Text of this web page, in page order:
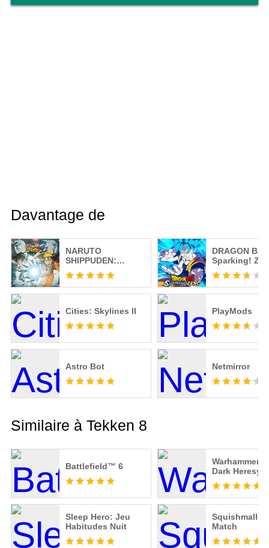
Davantage de
NARUTO
SHIPPUDEN:
Ultimate Ninja
STORM 4
DRAGON
Sparking!
Cities: Skylines II PlayMods
Astro Bot Netmirror
Similaire à Tekken 8
Battlefield™ 6
Warhammer
Dark Heresy
Sleep Hero: Jeu
Habitudes Nuit
Match